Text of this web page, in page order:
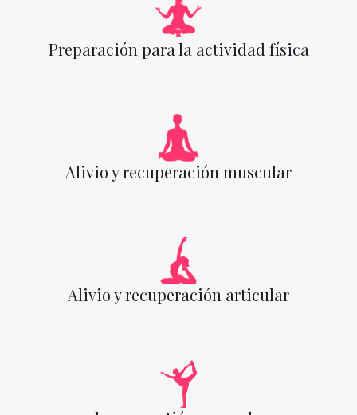
Preparación para la actividad física
Alivio y recuperación muscular
Alivio y recuperación articular